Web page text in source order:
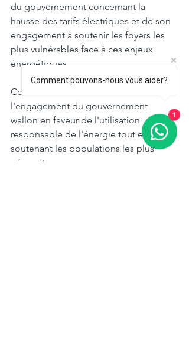
du gouvernement concernant la
hausse des tarifs électriques et de son
engagement à soutenir les foyers les
plus vulnérables face à ces enjeux
énergétiques.
Ces deux récentes initiatives illustrent
l'engagement du gouvernement
wallon en faveur de l'utilisation
responsable de l'énergie tout en
soutenant les populations les plus
nécessiteuses.
Comment pouvons-nous vous aider?
1